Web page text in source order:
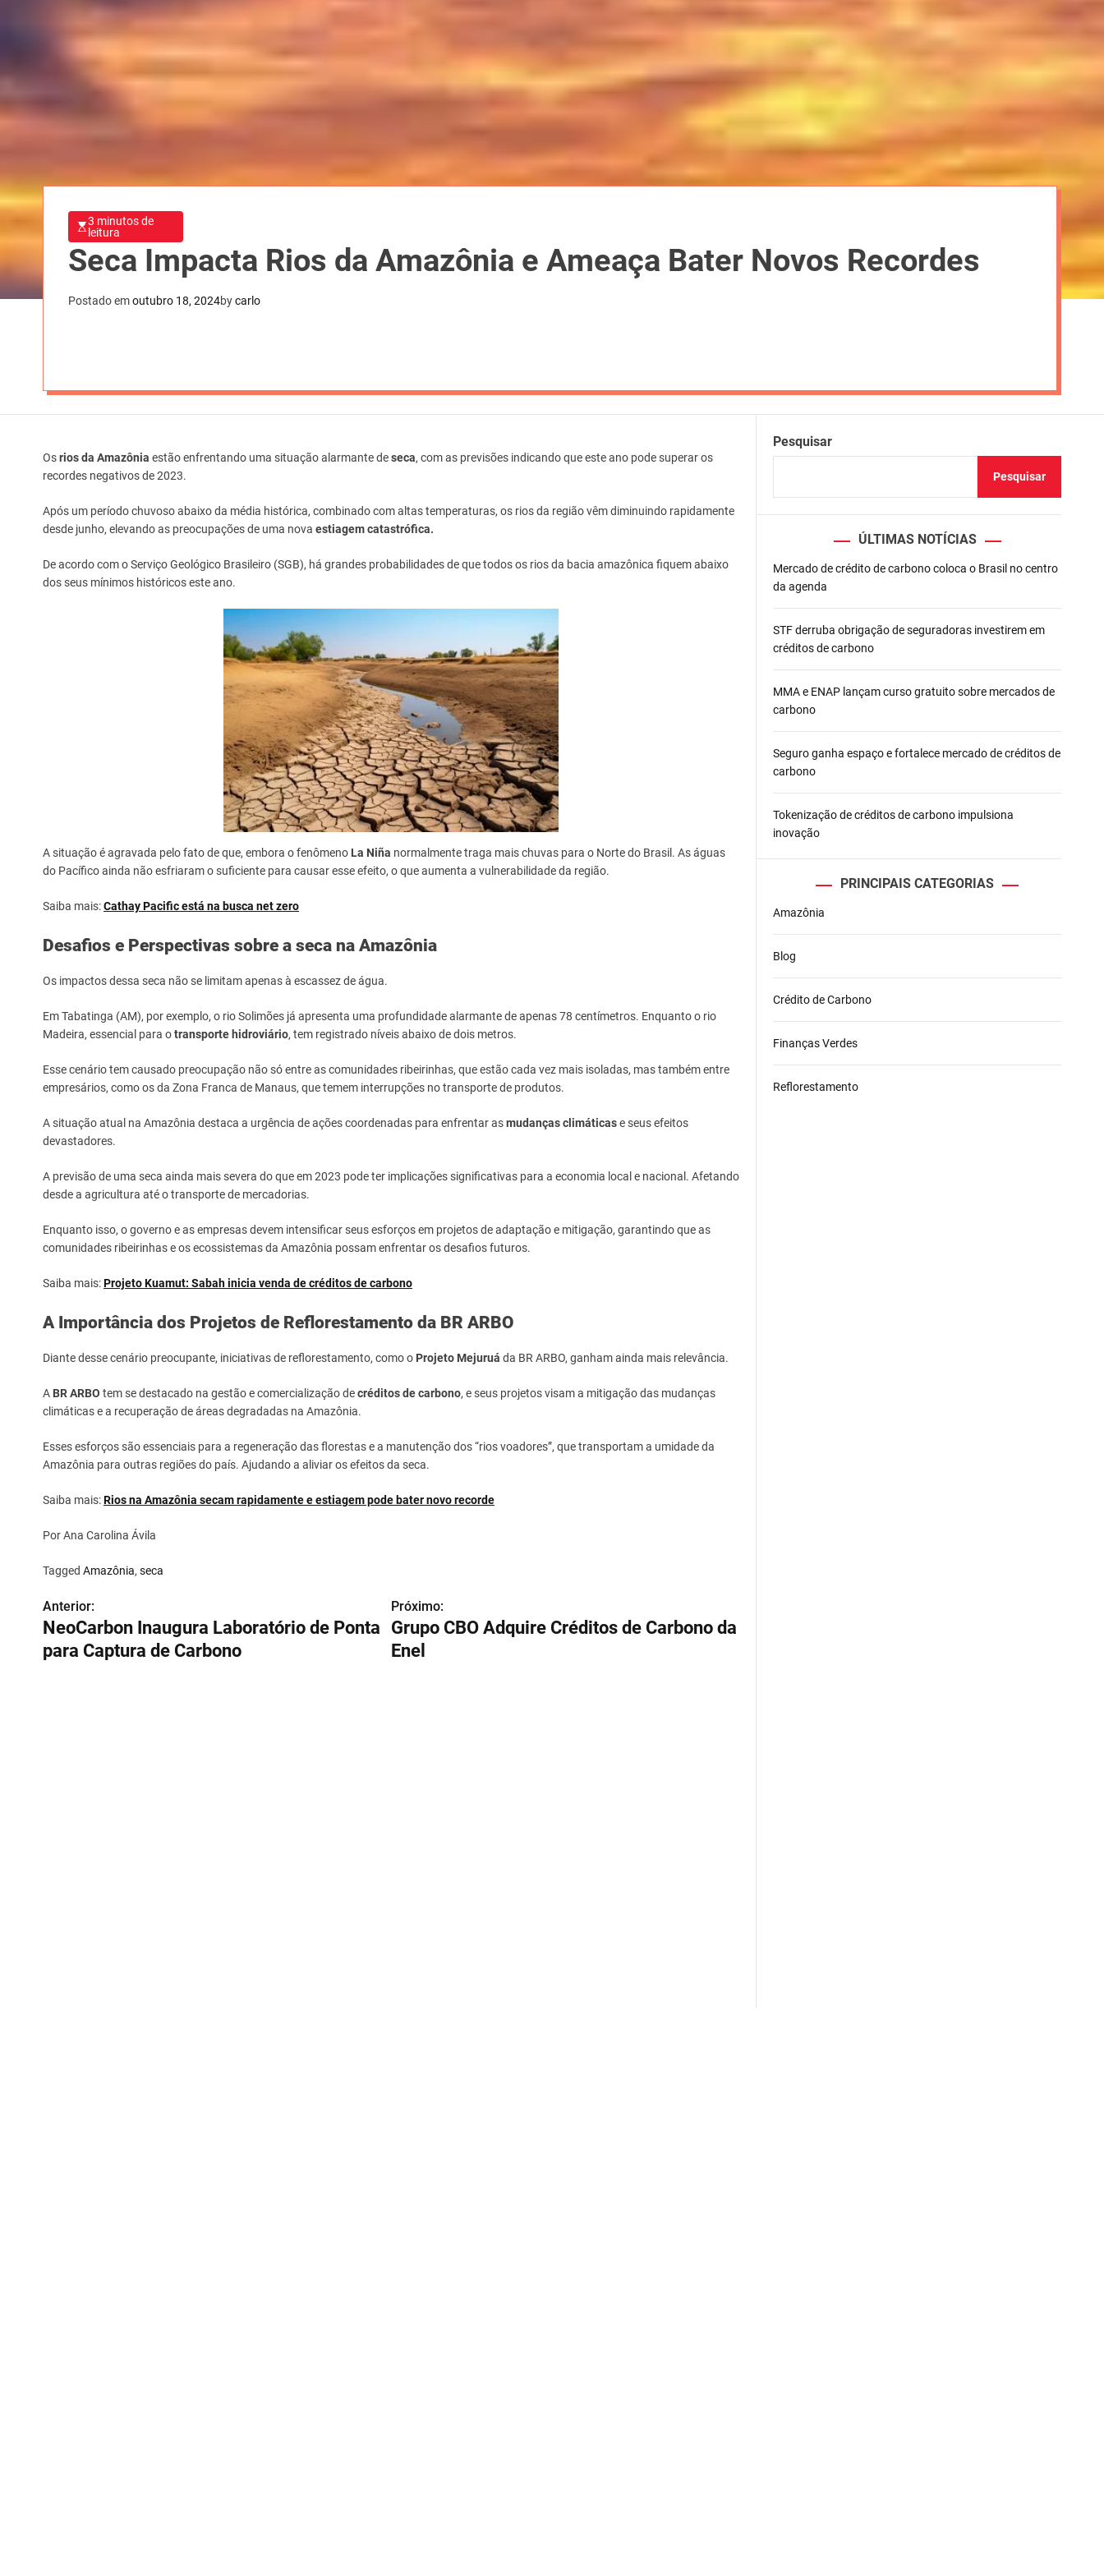
3 minutos de
leitura
Seca Impacta Rios da Amazônia e Ameaça Bater Novos Recordes
Postado emoutubro 18, 2024bycarlo
Osrios da Amazônia estão enfrentando uma situação alarmante deseca, com as previsões indicando que este ano pode superar os
recordes negativos de 2023.
Após um período chuvoso abaixo da média histórica, combinado com altas temperaturas, os rios da região vêm diminuindo rapidamente
desde junho, elevando as preocupações de uma nova estiagem catastrófica.
De acordo com o Serviço Geológico Brasileiro (SGB), há grandes probabilidades de que todos os rios da bacia amazônica fiquem abaixo
dos seus mínimos históricos este ano.
A situação é agravada pelo fato de que, embora o fenômeno La Niña normalmente traga mais chuvas para o Norte do Brasil. As águas
do Pacífico ainda não esfriaram o suficiente para causar esse efeito, o que aumenta a vulnerabilidade da região.
Saiba mais:Cathay Pacific está na busca net zero
Desafios e Perspectivas sobre a seca na Amazônia
Os impactos dessa seca não se limitam apenas à escassez de água.
Em Tabatinga (AM), por exemplo, o rio Solimões já apresenta uma profundidade alarmante de apenas 78 centímetros. Enquanto o rio
Madeira, essencial para otransporte hidroviário, tem registrado níveis abaixo de dois metros.
Esse cenário tem causado preocupação não só entre as comunidades ribeirinhas, que estão cada vez mais isoladas, mas também entre
empresários, como os da Zona Franca de Manaus, que temem interrupções no transporte de produtos.
A situação atual na Amazônia destaca a urgência de ações coordenadas para enfrentar asmudanças climáticase seus efeitos
devastadores.
A previsão de uma seca ainda mais severa do que em 2023 pode ter implicações significativas para a economia local e nacional. Afetando
desde a agricultura até o transporte de mercadorias.
Enquanto isso, o governo e as empresas devem intensificar seus esforços em projetos de adaptação e mitigação, garantindo que as
comunidades ribeirinhas e os ecossistemas da Amazônia possam enfrentar os desafios futuros.
Saiba mais:Projeto Kuamut: Sabah inicia venda de créditos de carbono
A Importância dos Projetos de Reflorestamento da BR ARBO
Diante desse cenário preocupante, iniciativas de reflorestamento, como o Projeto Mejuruá da BR ARBO, ganham ainda mais relevância.
A BR ARBO tem se destacado na gestão e comercialização decréditos de carbono, e seus projetos visam a mitigação das mudanças
climáticas e a recuperação de áreas degradadas na Amazônia.
Esses esforços são essenciais para a regeneração das florestas e a manutenção dos “rios voadores”, que transportam a umidade da
Amazônia para outras regiões do país. Ajudando a aliviar os efeitos da seca.
Saiba mais:Rios na Amazônia secam rapidamente e estiagem pode bater novo recorde
Por Ana Carolina Ávila
Tagged Amazônia, seca
N
a
Anterior:
NeoCarbon Inaugura Laboratório de Ponta
para Captura de Carbono
Próximo:
Grupo CBO Adquire Créditos de Carbono da
Enel
Pesquisar
Pesquisar
ÚLTIMAS NOTÍCIAS
Mercado de crédito de carbono coloca o Brasil no centro
da agenda
STF derruba obrigação de seguradoras investirem em
créditos de carbono
MMA e ENAP lançam curso gratuito sobre mercados de
carbono
Seguro ganha espaço e fortalece mercado de créditos de
carbono
Tokenização de créditos de carbono impulsiona
inovação
PRINCIPAIS CATEGORIAS
Amazônia
Blog
Crédito de Carbono
Finanças Verdes
Reflorestamento